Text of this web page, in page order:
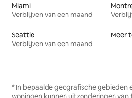
Miami
Verblijven van een maand
Seattle
Verblijven van een maand
Meer
* In bepaalde geografische gebieden
woningen kunnen uitzonderingen van